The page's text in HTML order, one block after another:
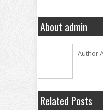
About admin
Author
Related Posts